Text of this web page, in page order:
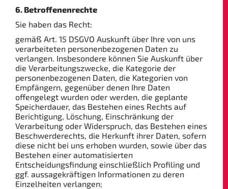
6. Betroffenenrechte
Sie haben das Recht:
gemäß Art. 15 DSGVO Auskunft über Ihre von uns
verarbeiteten personenbezogenen Daten zu
verlangen. Insbesondere können Sie Auskunft über
die Verarbeitungszwecke, die Kategorie der
personenbezogenen Daten, die Kategorien von
Empfängern, gegenüber denen Ihre Daten
offengelegt wurden oder werden, die geplante
Speicherdauer, das Bestehen eines Rechts auf
Berichtigung, Löschung, Einschränkung der
Verarbeitung oder Widerspruch, das Bestehen eines
Beschwerderechts, die Herkunft ihrer Daten, sofern
diese nicht bei uns erhoben wurden, sowie über das
Bestehen einer automatisierten
Entscheidungsfindung einschließlich Profiling und
ggf. aussagekräftigen Informationen zu deren
Einzelheiten verlangen;